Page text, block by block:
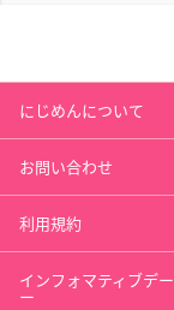
にじめんについて
お問い合わせ
利用規約
インフォマティブデ
ー